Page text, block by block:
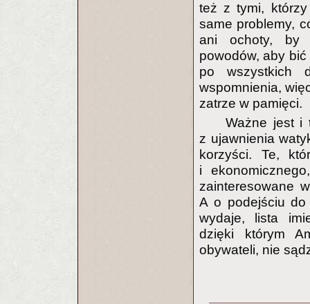
też z tymi,
same problemy,
ani ochoty, by
powodów, aby
po wszystkich
wspomnienia,
zatrze w pamięci.
Ważne jest i
z ujawnienia
korzyści. Te,
i
zainteresowane
A o podejściu do
wydaje, lista
dzięki którym
obywateli, nie